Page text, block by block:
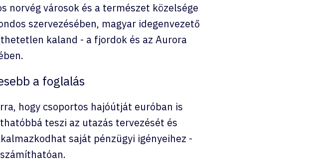
norvég városok és a természet közelsége
szervezésében, magyar idegenvezető
kaland - a fjordok és az Aurora
a foglalás
hogy csoportos hajóútját euróban is
teszi az utazás tervezését és
saját pénzügyi igényeihez -